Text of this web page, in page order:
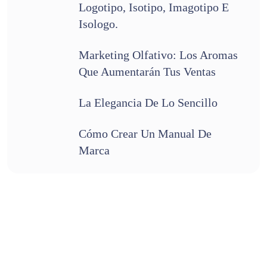
Logotipo, Isotipo, Imagotipo E
Isologo.
Marketing Olfativo: Los Aromas
Que Aumentarán Tus Ventas
La Elegancia De Lo Sencillo
Cómo Crear Un Manual De
Marca